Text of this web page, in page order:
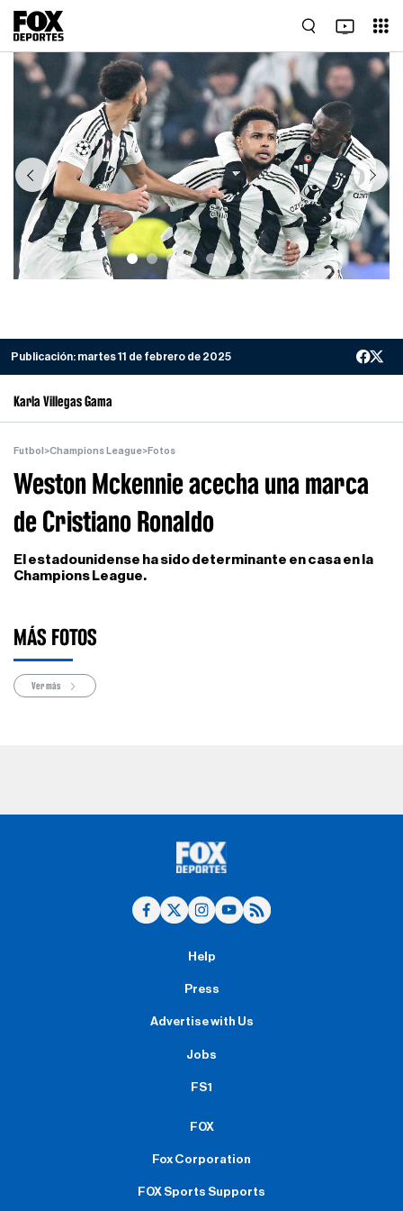
Previous Next
Publicación: martes 11 de febrero de 2025
Karla Villegas Gama
Futbol >Champions League>Fotos
Weston Mckennie acecha una marca
de Cristiano Ronaldo
El estadounidense ha sido determinante en casa en la
Champions League.
MÁS FOTOS
Ver más
Help
Press
Advertise with Us
Jobs
FS1
FOX
Fox Corporation
FOX Sports Supports